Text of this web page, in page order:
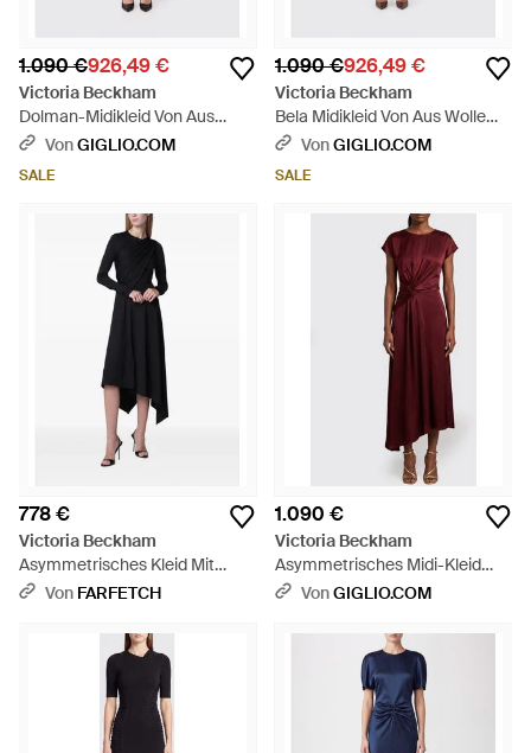
1.090 €926,49 €
Victoria Beckham
Dolman-Midikleid Von Aus
Viskosemischung Mit Langen
VonGIGLIO.COM
SALE
1.090 €926,49 €
Victoria Beckham
Bela Midikleid Von Aus Wolle
Mit Puffärmeln - Rot
VonGIGLIO.COM
SALE
778 €
Victoria Beckham
Asymmetrisches Kleid Mit
Raffung - Schwarz
Von FARFETCH
1.090 €
Victoria Beckham
Asymmetrisches Midi-Kleid
Aria Mit Geraffter Taille - Rot
VonGIGLIO.COM